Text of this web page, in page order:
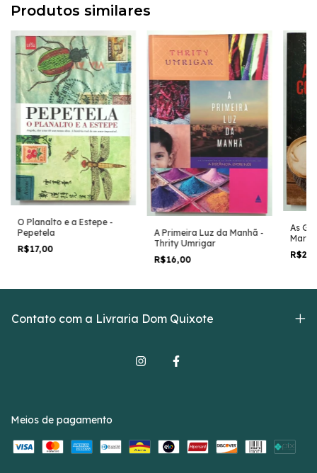
Produtos similares
O Planalto e a Estepe -
Pepetela
R$17,00
A Primeira Luz da Manhã -
Thrity Umrigar
R$16,00
As
Mar -
Contato com a Livraria Dom Quixote
Meios de pagamento